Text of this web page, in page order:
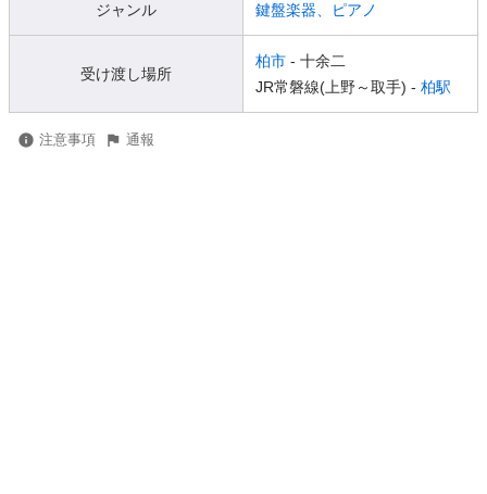
ジャンル 鍵盤楽器、ピアノ
受け渡し場所
柏市 - 十余二
JR常磐線(上野～取手) - 柏駅
注意事項 通報